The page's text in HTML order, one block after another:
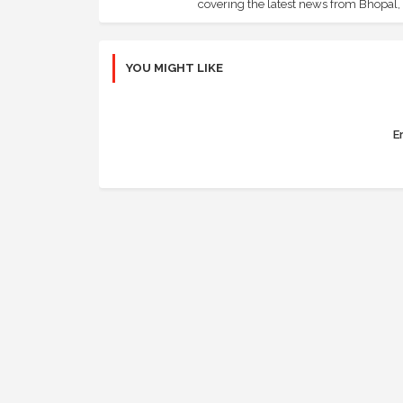
covering the latest news from Bhopal,
YOU MIGHT LIKE